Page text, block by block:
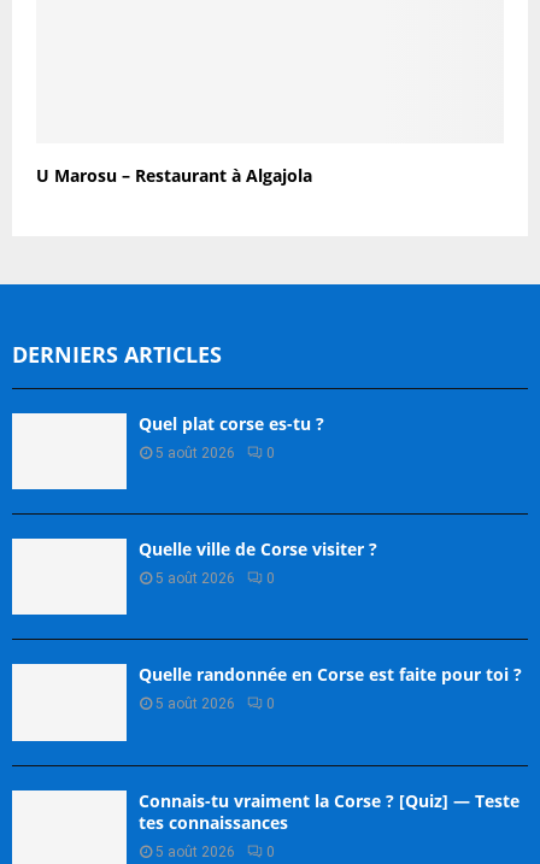
U Marosu – Restaurant à Algajola
DERNIERS ARTICLES
Quel plat corse es-tu ?
5 août 2026 0
Quelle ville de Corse visiter ?
5 août 2026 0
Quelle randonnée en Corse est faite pour toi ?
5 août 2026 0
Connais-tu vraiment la Corse ? [Quiz] — Teste
tes connaissances
5 août 2026 0